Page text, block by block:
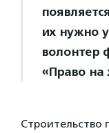
их нужно
волонтер
«Право на
Строительство